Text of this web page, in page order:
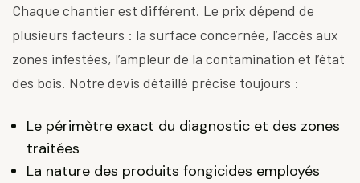
Chaque chantier est différent. Le prix dépend de
plusieurs facteurs : la surface concernée, l’accès aux
zones infestées, l’ampleur de la contamination et l’état
des bois. Notre devis détaillé précise toujours :
Le périmètre exact du diagnostic et des zones
traitées
La nature des produits fongicides employés